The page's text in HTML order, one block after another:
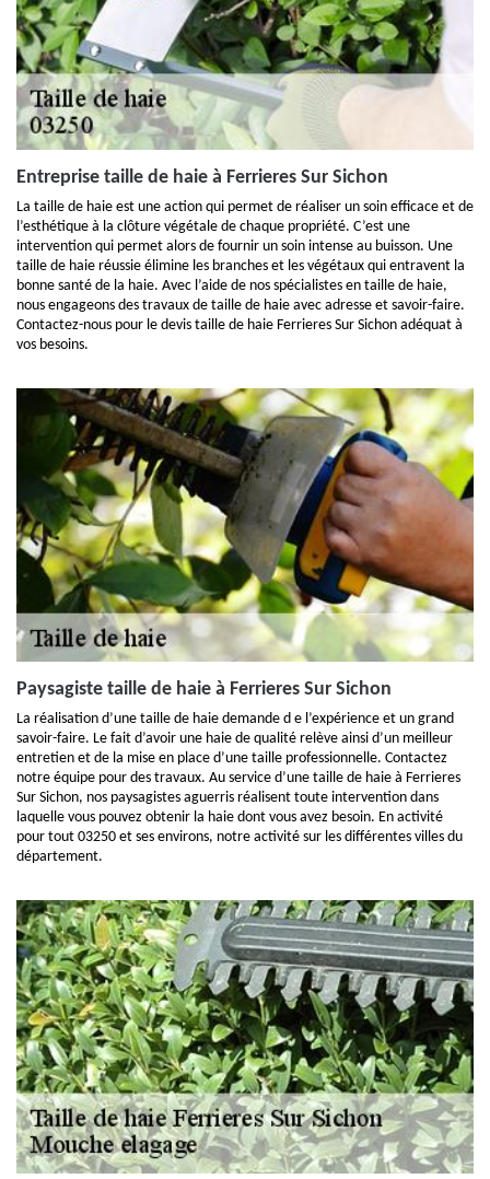
Entreprise taille de haie à Ferrieres Sur Sichon
La taille de haie est une action qui permet de réaliser un soin efficace et de
l’esthétique à la clôture végétale de chaque propriété. C’est une
intervention qui permet alors de fournir un soin intense au buisson. Une
taille de haie réussie élimine les branches et les végétaux qui entravent la
bonne santé de la haie. Avec l’aide de nos spécialistes en taille de haie,
nous engageons des travaux de taille de haie avec adresse et savoir-faire.
Contactez-nous pour le devis taille de haie Ferrieres Sur Sichon adéquat à
vos besoins.
Paysagiste taille de haie à Ferrieres Sur Sichon
La réalisation d’une taille de haie demande d e l’expérience et un grand
savoir-faire. Le fait d’avoir une haie de qualité relève ainsi d’un meilleur
entretien et de la mise en place d’une taille professionnelle. Contactez
notre équipe pour des travaux. Au service d’une taille de haie à Ferrieres
Sur Sichon, nos paysagistes aguerris réalisent toute intervention dans
laquelle vous pouvez obtenir la haie dont vous avez besoin. En activité
pour tout 03250 et ses environs, notre activité sur les différentes villes du
département.